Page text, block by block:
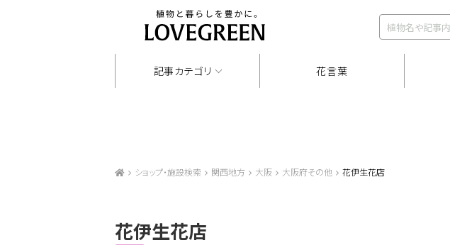
記事カテゴリ 花言葉
ショップ・施設検索 関西地方 大阪 大阪府その他 花伊生花店
花伊生花店